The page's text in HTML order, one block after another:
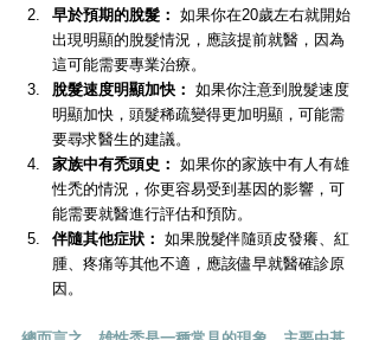
早於預期的脫髮： 如果你在20歲左右就開始
出現明顯的脫髮情況，應該提前就醫，因為
這可能需要專業治療。
脫髮速度明顯加快： 如果你注意到脫髮速度
明顯加快，頭髮稀疏變得更加明顯，可能需
要尋求醫生的建議。
家族中有禿頭史： 如果你的家族中有人有雄
性禿的情況，你更容易受到基因的影響，可
能需要就醫進行評估和預防。
伴隨其他症狀： 如果脫髮伴隨頭皮發癢、紅
腫、疼痛等其他不適，應該儘早就醫確診原
因。